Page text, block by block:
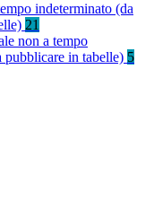
indeterminato (da
21
non a tempo
pubblicare in tabelle) 5